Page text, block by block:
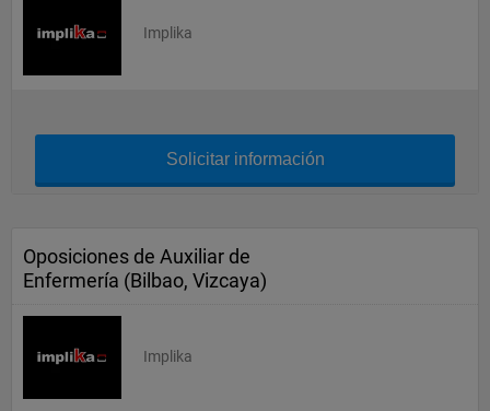
Implika
Solicitar información
Oposiciones de Auxiliar de
Enfermería (Bilbao, Vizcaya)
Implika